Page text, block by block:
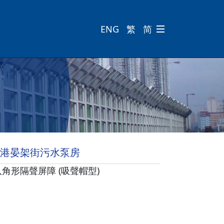
ENG 繁 简 
晏架街污水泵房
形隔聲屏障 (吸聲帽型)